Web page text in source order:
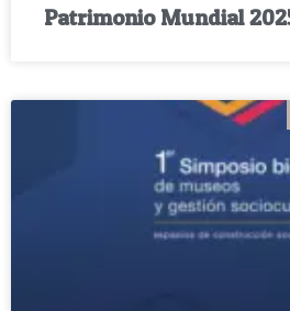
Patrimonio Mundial